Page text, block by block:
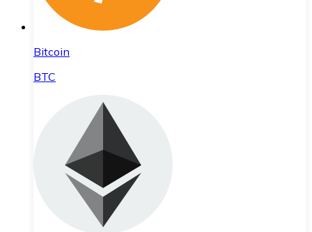
Bitcoin
BTC